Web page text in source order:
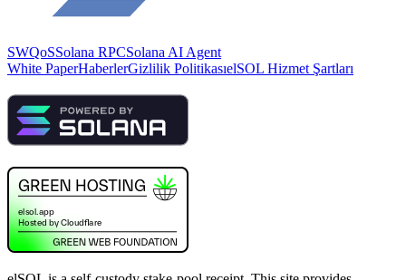
SWQoSSolana RPCSolana AI Agent
White PaperHaberlerGizlilik PolitikasıelSOL Hizmet Şartları